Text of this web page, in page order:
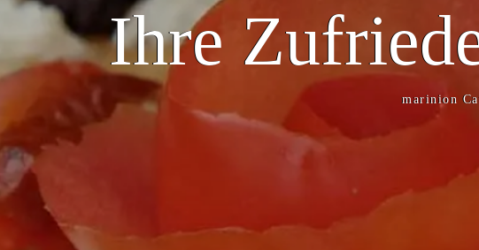
Ihre
marinion